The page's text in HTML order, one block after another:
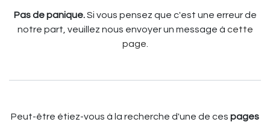
Pas de panique.Si vous pensez que c'est une erreur de
notre part, veuillez nous envoyer un message à cette
page
Peut-être étiez-vous à la recherche d'une de ces pages